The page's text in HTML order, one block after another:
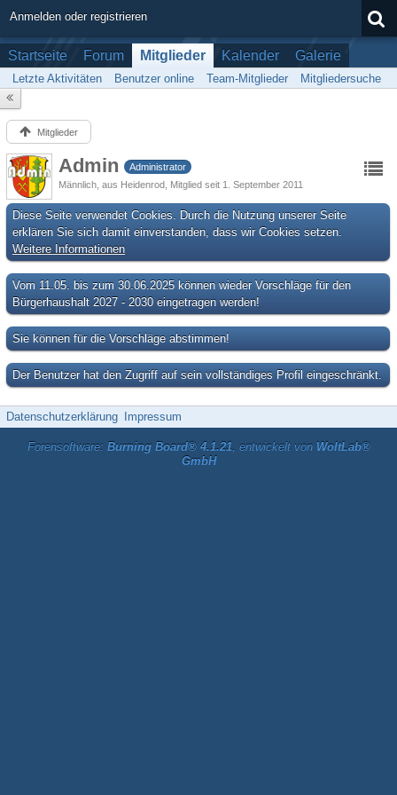
Anmelden oder registrieren
Startseite Forum Mitglieder Kalender Galerie
Letzte Aktivitäten Benutzer online Team-Mitglieder Mitgliedersuche
Mitglieder
Admin
Administrator
Männlich aus Heidenrod Mitglied seit 1. September 2011
Diese Seite verwendet Cookies. Durch die Nutzung unserer Seite
erklären Sie sich damit einverstanden, dass wir Cookies setzen.
Weitere Informationen
Vom 11.05. bis zum 30.06.2025 können wieder Vorschläge für den
Bürgerhaushalt 2027 - 2030 eingetragen werden!
Sie können für die Vorschläge abstimmen!
Der Benutzer hat den Zugriff auf sein vollständiges Profil eingeschränkt.
Datenschutzerklärung Impressum
Forensoftware: Burning Board® 4.1.21, entwickelt von WoltLab®
GmbH